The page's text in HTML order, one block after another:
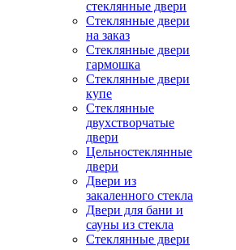
стеклянные двери
Стеклянные двери
на заказ
Стеклянные двери
гармошка
Стеклянные двери
купе
Стеклянные
двухстворчатые
двери
Цельностеклянные
двери
Двери из
закаленного стекла
Двери для бани и
сауны из стекла
Стеклянные двери